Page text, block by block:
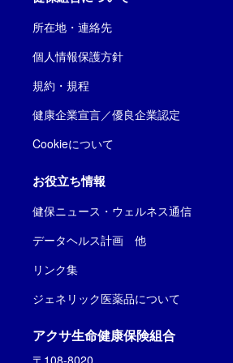
所在地・連絡先
個人情報保護方針
規約・規程
健康企業宣言／優良企業認定
Cookieについて
お役立ち情報
健保ニュース・ウェルネス通信
データヘルス計画 他
リンク集
ジェネリック医薬品について
アクサ生命健康保険組合
〒108-8020